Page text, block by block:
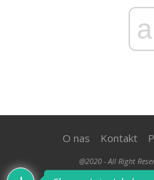
O nas Kontakt
@2020 - All Right